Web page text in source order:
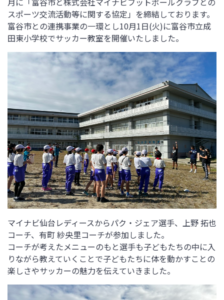
スポーツ交流活動等に関する協定」を締結しております。
富谷市との連携事業の一環とし10月1日(火)に富谷市立成
田東小学校でサッカー教室を開催いたしました。
マイナビ仙台レディースからパク・ジェア選手、上野 拓也
コーチ、有町 紗央里コーチが参加しました。
コーチが考えたメニューのもと選手も子どもたちの中に入
りながら教えていくことで子どもたちに体を動かすことの
楽しさやサッカーの魅力を伝えていきました。